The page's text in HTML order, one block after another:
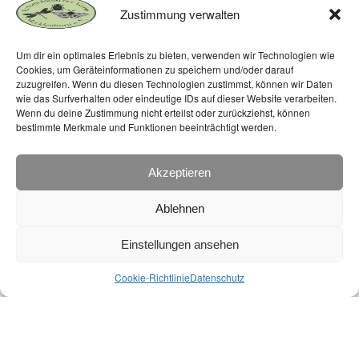
Zustimmung verwalten
Um dir ein optimales Erlebnis zu bieten, verwenden wir Technologien wie
Cookies, um Geräteinformationen zu speichern und/oder darauf
zuzugreifen. Wenn du diesen Technologien zustimmst, können wir Daten
wie das Surfverhalten oder eindeutige IDs auf dieser Website verarbeiten.
Wenn du deine Zustimmung nicht erteilst oder zurückziehst, können
bestimmte Merkmale und Funktionen beeinträchtigt werden.
Akzeptieren
Ablehnen
Einstellungen ansehen
Cookie-RichtlinieDatenschutz
Inhalt